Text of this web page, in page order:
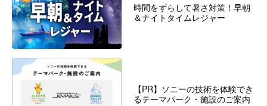
時間をずらして暑さ対策！早朝
＆ナイトタイムレジャー
【PR】ソニーの技術を体験でき
るテーマパーク・施設のご案内